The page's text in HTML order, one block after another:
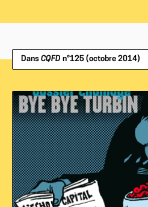
Dans CQFD n°125 (octobre 2014)